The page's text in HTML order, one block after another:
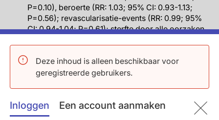
Deze inhoud is alleen beschikbaar voor
geregistreerde gebruikers.
Inloggen Een account aanmaken
P=0.10), beroerte (RR: 1.03; 95% CI: 0.93-1.13;
P=0.56); revascularisatie-events (RR: 0.99; 95%
CI: 0.94-1.04; P=0.61); sterfte door alle oorzaken
waargenomen tussen de resultaten van individuele
trials voor niet-fataal MI, CHD sterfte, ieder CHD
voor meervoudige testen en in vooraf
gespecificeerde subgroepen, waaronder die